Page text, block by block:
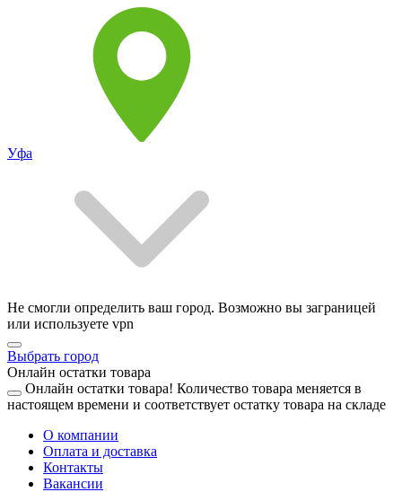
Уфа
Не смогли определить ваш город. Возможно вы заграницей
или используете vpn
Выбрать город
Онлайн остатки товара
Онлайн остатки товара! Количество товара меняется в
настоящем времени и соответствует остатку товара на складе
О компании
Оплата и доставка
Контакты
Вакансии